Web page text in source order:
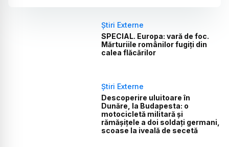
Știri Externe
SPECIAL. Europa: vară de foc.
Mărturiile românilor fugiți din
calea flăcărilor
Știri Externe
Descoperire uluitoare în
Dunăre, la Budapesta: o
motocicletă militară și
rămășițele a doi soldați germani,
scoase la iveală de secetă